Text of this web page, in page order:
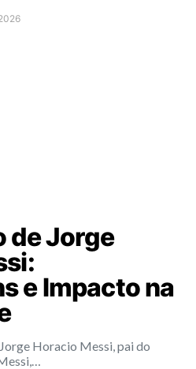
de Jorge
e Impacto na
Horacio Messi, pai do